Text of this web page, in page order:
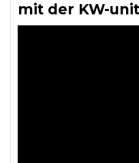
mit der KW-